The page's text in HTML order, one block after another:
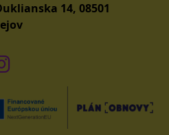
14, 08501